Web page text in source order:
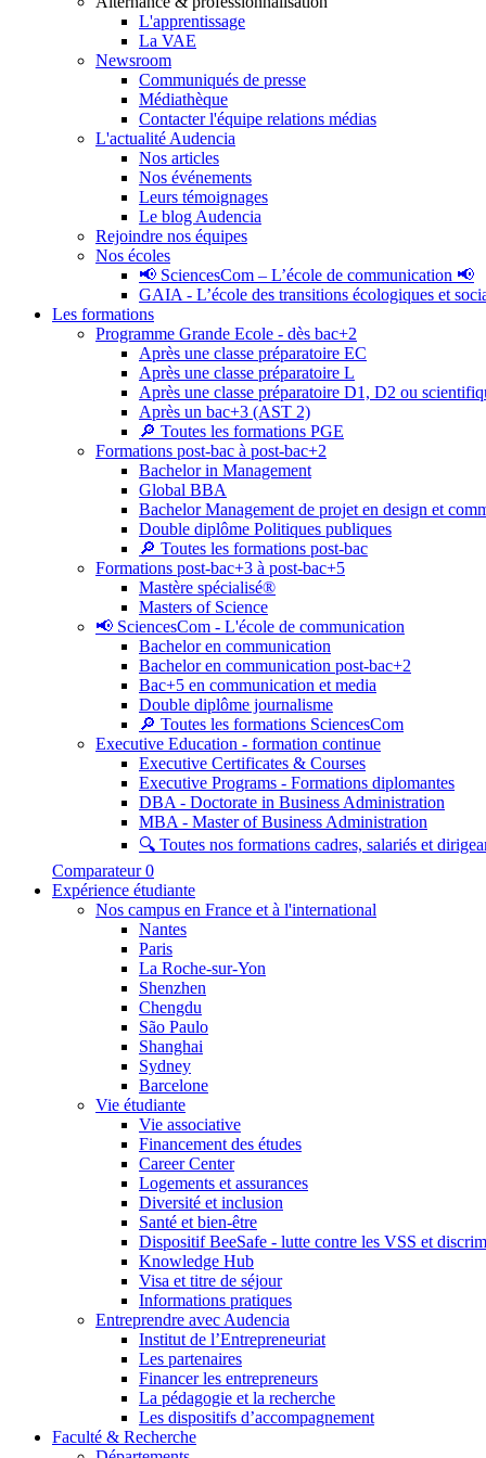
L'apprentissage
La VAE
Newsroom
Communiqués de presse
Médiathèque
Contacter l'équipe relations médias
L'actualité Audencia
Nos articles
Nos événements
Leurs témoignages
Le blog Audencia
Rejoindre nos équipes
Nos écoles
📢 SciencesCom – L’école de communication 📢
GAIA - L’école des transitions écologiques et
Les formations
Programme Grande Ecole - dès bac+2
Après une classe préparatoire EC
Après une classe préparatoire L
Après une classe préparatoire D1, D2 ou
Après un bac+3 (AST 2)
🔎 Toutes les formations PGE
Formations post-bac à post-bac+2
Bachelor in Management
Global BBA
Bachelor Management de projet en design et
Double diplôme Politiques publiques
🔎 Toutes les formations post-bac
Formations post-bac+3 à post-bac+5
Mastère spécialisé®
Masters of Science
📢 SciencesCom - L'école de communication
Bachelor en communication
Bachelor en communication post-bac+2
Bac+5 en communication et media
Double diplôme journalisme
🔎 Toutes les formations SciencesCom
Executive Education - formation continue
Executive Certificates & Courses
Executive Programs - Formations diplomantes
DBA - Doctorate in Business Administration
MBA - Master of Business Administration
🔍 Toutes nos formations cadres, salariés et
Comparateur 0
Expérience étudiante
Nos campus en France et à l'international
Nantes
Paris
La Roche-sur-Yon
Shenzhen
Chengdu
São Paulo
Shanghai
Sydney
Barcelone
Vie étudiante
Vie associative
Financement des études
Career Center
Logements et assurances
Diversité et inclusion
Santé et bien-être
Dispositif BeeSafe - lutte contre les VSS et
Knowledge Hub
Visa et titre de séjour
Informations pratiques
Entreprendre avec Audencia
Institut de l’Entrepreneuriat
Les partenaires
Financer les entrepreneurs
La pédagogie et la recherche
Les dispositifs d’accompagnement
Faculté & Recherche